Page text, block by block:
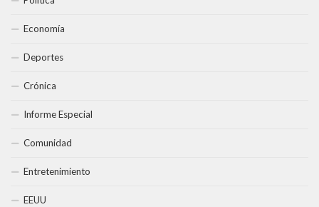
Economía
Deportes
Crónica
Informe Especial
Comunidad
Entretenimiento
EEUU